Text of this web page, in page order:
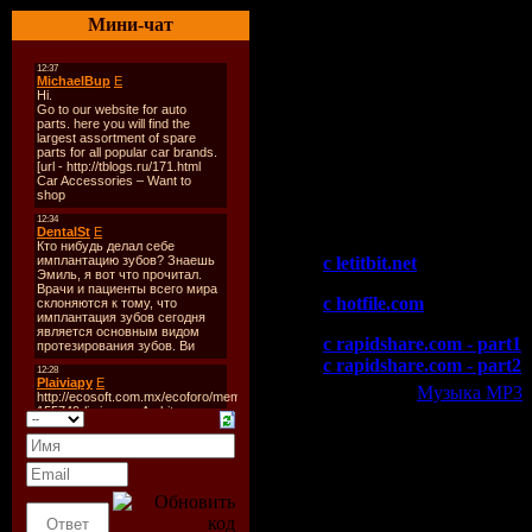
Мини-чат
c letitbit.net
c hotfile.com
c rapidshare.com - part1
c rapidshare.com - part2
Музыка МР3